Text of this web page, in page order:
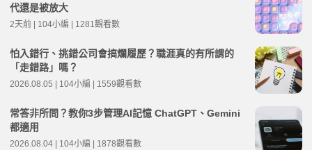
代還是被放大
2天前 | 104小編 | 1281觀看數
怕入錯行、挑錯公司會搞爛履歷？職涯真的有所謂的
「走錯路」嗎？
2026.08.05 | 104小編 | 1559觀看數
常答非所問？教你3步管理AI記憶 ChatGPT、Gemini
都適用
2026.08.04 | 104小編 | 1878觀看數